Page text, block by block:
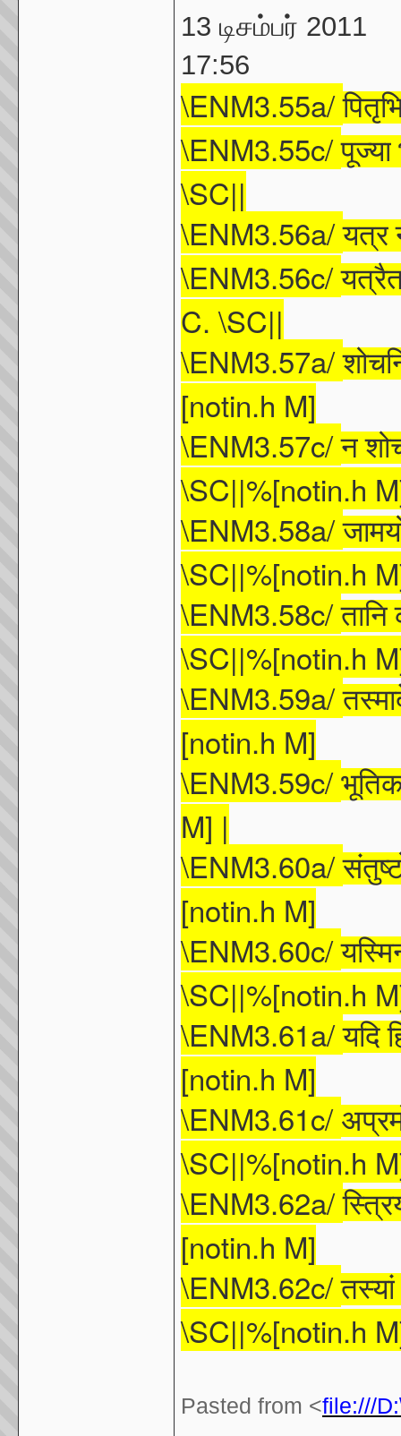
13 டிசம்பர் 2011
17:56
\ENM3.55a/
\ENM3.55c/पूज्या
\SC||
\ENM3.56a/यत्र
\ENM3.56c/
C. \SC||
\ENM3.57a/
[notin.h M]
\ENM3.57c/न
\SC||%[notin.h
\ENM3.58a/
\SC||%[notin.h
\ENM3.58c/तानि
\SC||%[notin.h
\ENM3.59a/
[notin.h M]
\ENM3.59c/
M] |
\ENM3.60a/
[notin.h M]
\ENM3.60c/
\SC||%[notin.h
\ENM3.61a/यदि
[notin.h M]
\ENM3.61c/
\SC||%[notin.h
\ENM3.62a/
[notin.h M]
\ENM3.62c/तस्यां
\SC||%[notin.h
Pasted from <file:///